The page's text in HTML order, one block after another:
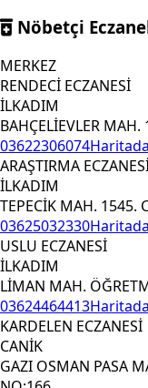
Nöbetçi
MERKEZ
RENDECİ ECZANESİ
İLKADIM
BAHÇELİEVLER
03622306074
ARAŞTIRMA
İLKADIM
TEPECİK MAH. 1545.
03625032330
USLU ECZANESİ
İLKADIM
LİMAN MAH.
03624464413
KARDELEN ECZANESİ
CANİK
GAZI OSMAN PASA